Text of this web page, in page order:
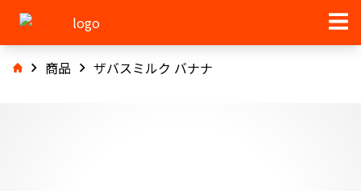
商品 ザバスミルク バナナ